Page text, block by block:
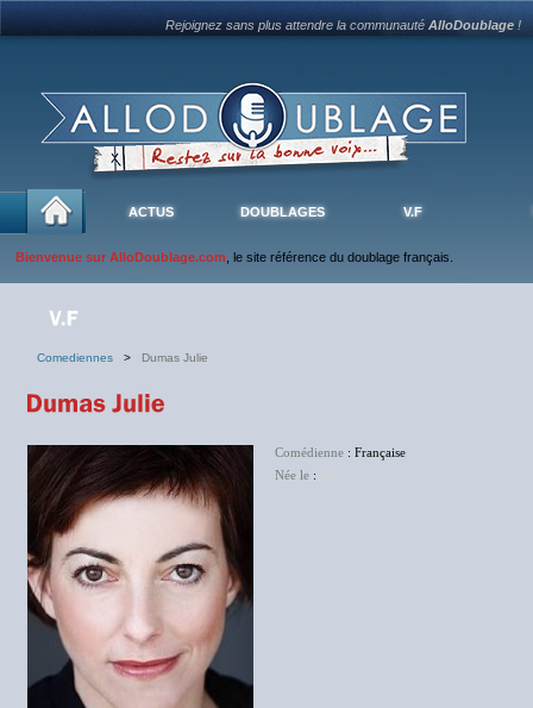
Rejoignez sans plus attendre la communautéAlloDoublage !
ACTUS DOUBLAGES V.F
Bienvenue sur AlloDoublage.com , le site référence du doublage français.
Comediennes > Dumas Julie
Comédienne : Française
Née le :